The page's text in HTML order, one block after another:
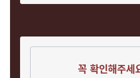
꼭 확인해주세